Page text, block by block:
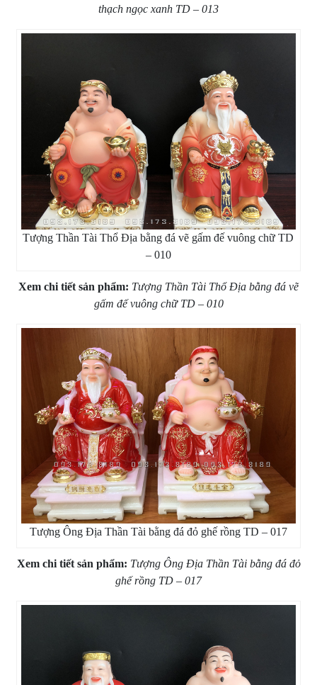
thạch ngọc xanh TD – 013
Tượng Thần Tài Thổ Địa bằng đá vẽ gấm đế vuông chữ TD
– 010
Xem chi tiết sản phẩm: Tượng Thần Tài Thổ Địa bằng đá vẽ
gấm đế vuông chữ TD – 010
Tượng Ông Địa Thần Tài bằng đá đỏ ghế rồng TD – 017
Xem chi tiết sản phẩm: Tượng Ông Địa Thần Tài bằng đá đỏ
ghế rồng TD – 017